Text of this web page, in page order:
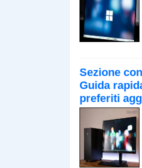
Sezione
Guida
preferiti